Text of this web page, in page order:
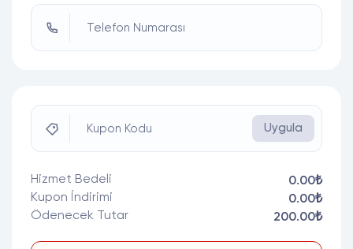
Telefon Numarası
Kupon Kodu Uygula
Hizmet Bedeli
0.00₺
Kupon İndirimi
0.00₺
Ödenecek Tutar
200.00₺